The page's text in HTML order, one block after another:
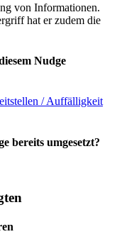
von Informationen.
hat er zudem die
Nudge
/ Auffälligkeit
bereits umgesetzt?